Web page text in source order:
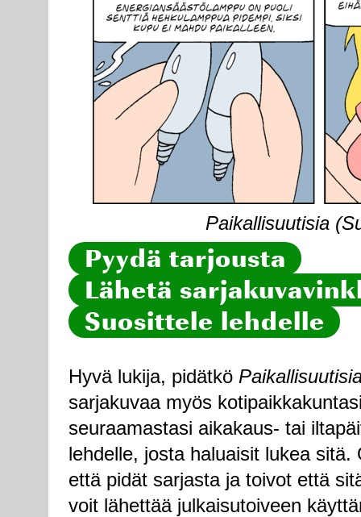
Paikallisuutisia
Pyydä tarjousta
Lähetä
Suosittele lehdelle
Hyvä lukija, pidätkö
sarjakuvaa myös
seuraamastasi aikakaus- tai
lehdelle, josta haluaisit lukea
että pidät sarjasta ja toivot että
voit lähettää julkaisutoiveen